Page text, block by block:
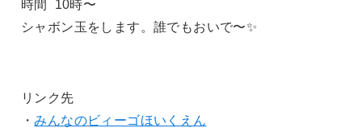
時間 10時〜
シャボン玉をします。誰でもおいで〜✨
リンク先
・みんなのビィーゴほいくえん